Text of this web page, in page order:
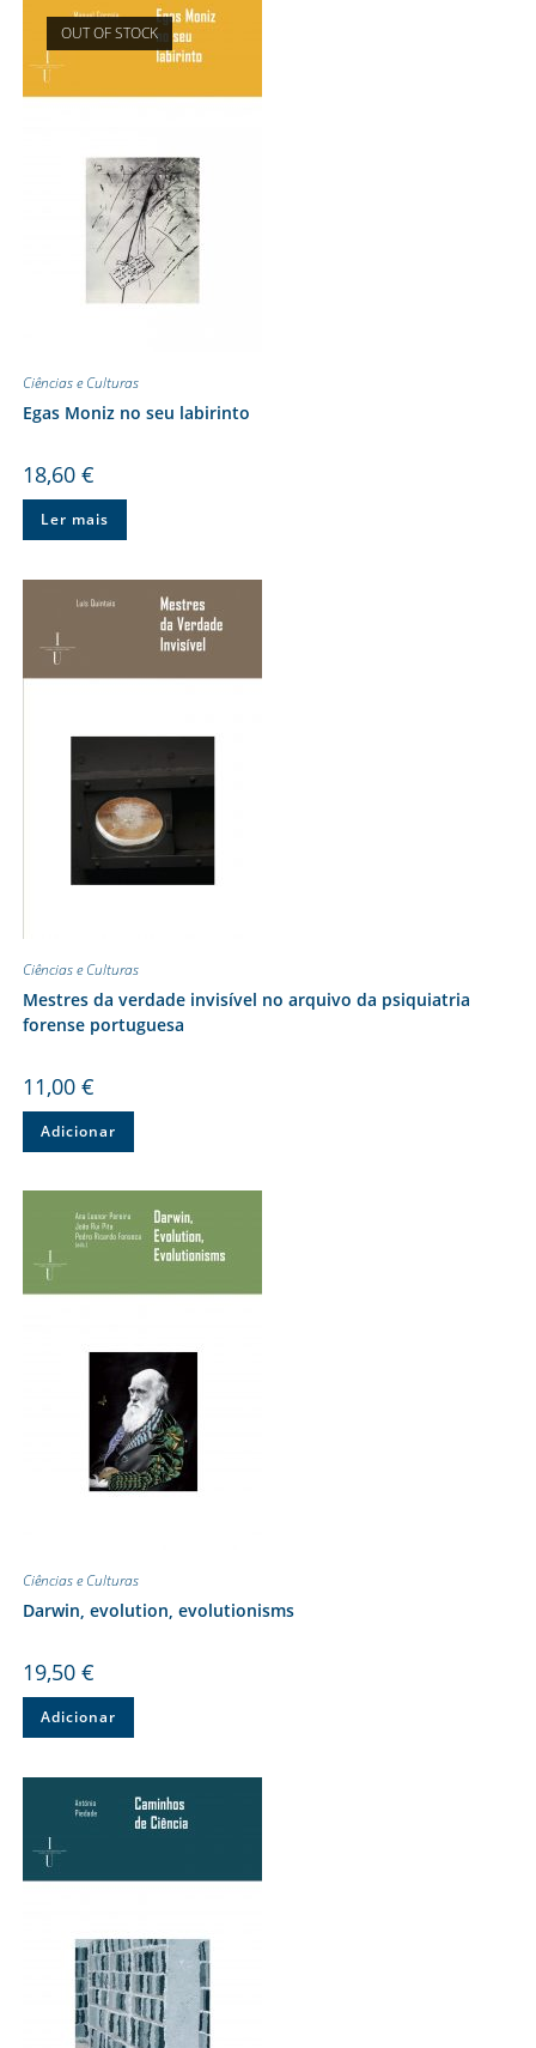
OUT OF STOCK
Ciências e Culturas
Egas Moniz no seu labirinto
18,60 €
Ler mais
Ciências e Culturas
Mestres da verdade invisível no arquivo da psiquiatria
forense portuguesa
11,00 €
Adicionar
Ciências e Culturas
Darwin, evolution, evolutionisms
19,50 €
Adicionar